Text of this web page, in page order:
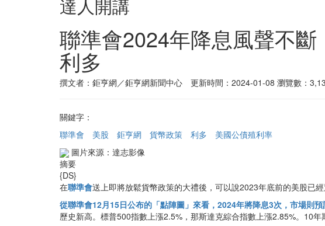
達人開講
聯準會2024年降息風聲不
利多
撰文者：鉅亨網／鉅亨網新聞中心 更新時間：2024-01-08 瀏覽數：
關鍵字：
聯準會
美股 鉅亨網 貨幣政策 利多
美國公債殖利率
圖片來源：達志影像
摘要
{DS}
在聯準會送上即將放鬆貨幣政策的大禮後，可以說2023年底前的美股已經
從聯準會12月15日公布的「點陣圖」來看，2024年將降息3次，市場則
歷史新高。標普500指數上漲2.5%，那斯達克綜合指數上漲2.85%。10年